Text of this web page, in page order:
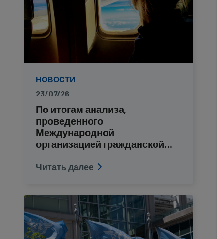
НОВОСТИ
23/07/26
По итогам анализа,
проведенного
Международной
организацией гражданской
Читать далее